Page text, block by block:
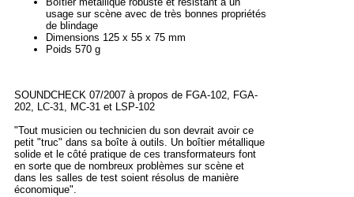
usage sur scène avec de très bonnes propriétés
de blindage
Dimensions 125 x 55 x 75 mm
Poids 570 g
SOUNDCHECK 07/2007 à propos de FGA-102, FGA-
202, LC-31, MC-31 et LSP-102
"Tout musicien ou technicien du son devrait avoir ce
petit "truc" dans sa boîte à outils. Un boîtier métallique
solide et le côté pratique de ces transformateurs font
en sorte que de nombreux problèmes sur scène et
dans les salles de test soient résolus de manière
économique".